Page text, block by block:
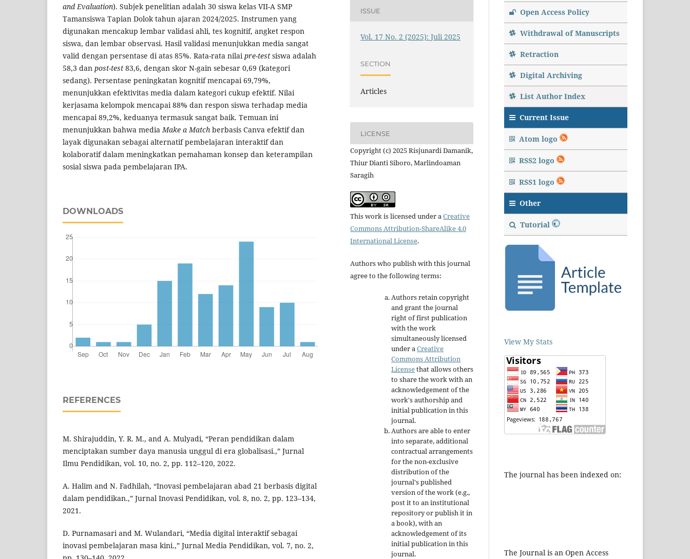
and Evaluation). Subjek penelitian adalah 30 siswa kelas VII-A SMP
Tamansiswa Tapian Dolok tahun ajaran 2024/2025. Instrumen yang
digunakan mencakup lembar validasi ahli, tes kognitif, angket respon
siswa, dan lembar observasi. Hasil validasi menunjukkan media sangat
valid dengan persentase di atas 85%. Rata-rata nilaipre-test siswa adalah
58,3 dan post-test 83,6, dengan skor N-gain sebesar 0,69 (kategori
sedang). Persentase peningkatan kognitif mencapai 69,79%,
menunjukkan efektivitas media dalam kategori cukup efektif. Nilai
kerjasama kelompok mencapai 88% dan respon siswa terhadap media
mencapai 89,2%, keduanya termasuk sangat baik. Temuan ini
menunjukkan bahwa mediaMake a Match berbasis Canva efektif dan
layak digunakan sebagai alternatif pembelajaran interaktif dan
kolaboratif dalam meningkatkan pemahaman konsep dan keterampilan
sosial siswa pada pembelajaran IPA.
DOWNLOADS
REFERENCES
M. Shirajuddin, Y. R. M., and A. Mulyadi, “Peran pendidikan dalam
menciptakan sumber daya manusia unggul di era globalisasi.,” Jurnal
Ilmu Pendidikan, vol. 10, no. 2, pp. 112–120, 2022.
A. Halim and N. Fadhilah, “Inovasi pembelajaran abad 21 berbasis digital
dalam pendidikan.,” Jurnal Inovasi Pendidikan, vol. 8, no. 2, pp. 123–134,
2021.
D. Purnamasari and M. Wulandari, “Media digital interaktif sebagai
inovasi pembelajaran masa kini.,” Jurnal Media Pendidikan, vol. 7, no. 2,
ISSUE
Vol. 17 No. 2 (2025): Juli 2025
SECTION
Articles
LICENSE
Copyright (c) 2025 Risjunardi Damanik,
Thiur Dianti Siboro, Marlindoaman
Saragih
This work is licensed under aCreative
Commons Attribution-ShareAlike 4.0
International License.
Authors who publish with this journal
agree to the following terms:
Authors retain copyright
and grant the journal
right of first publication
with the work
simultaneously licensed
under aCreative
Commons Attribution
Licensethat allows others
to share the work with an
acknowledgement of the
work's authorship and
initial publication in this
journal.
Authors are able to enter
into separate, additional
contractual arrangements
for the non-exclusive
distribution of the
journal's published
version of the work (e.g.,
post it to an institutional
repository or publish it in
a book), with an
acknowledgement of its
initial publication in this
journal.
Open Access Policy
Withdrawal of Manuscripts
Retraction
Digital Archiving
List Author Index
Current Issue
Atom logo
RSS2 logo
RSS1 logo
Other
Tutorial
View My Stats
The journal has been indexed on:
The Journal is an Open Access